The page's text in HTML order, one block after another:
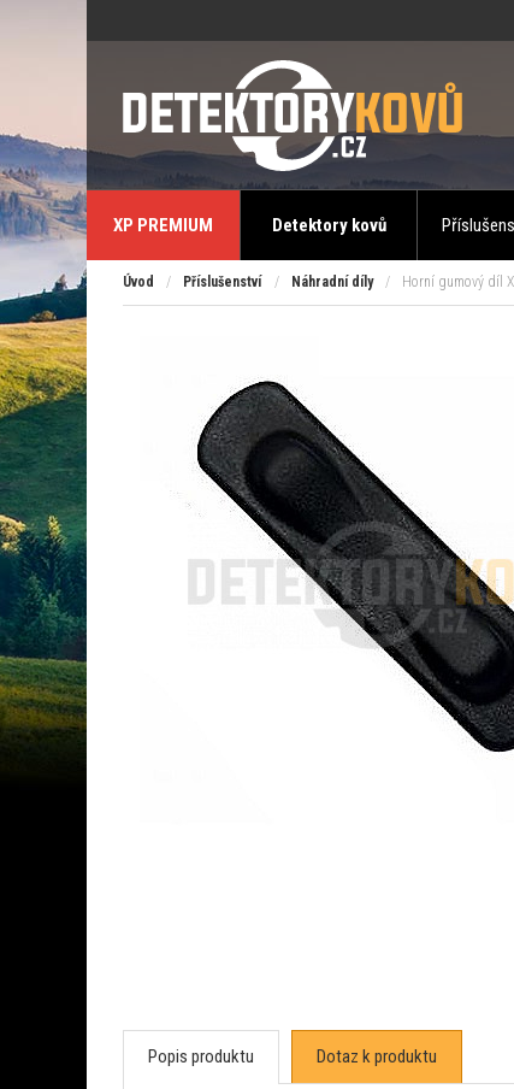
XP PREMIUM Detektory kovů
Úvod / Příslušenství / Náhradní díly / Horní gumový díl
Popis produktu Dotaz k produktu